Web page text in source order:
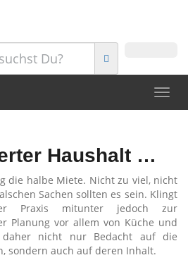
Haushalt …
die halbe Miete. Nicht zu viel, nicht
Sachen sollten es sein. Klingt
Praxis mitunter jedoch zur
Planung vor allem von Küche und
daher nicht nur Bedacht auf die
sondern auch auf deren Inhalt.